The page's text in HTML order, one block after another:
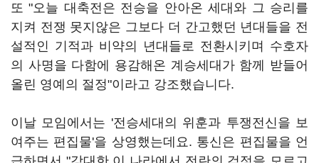
또 "오늘 대축전은 전승을 안아온 세대와 그 승리를
지켜 전쟁 못지않은 그보다 더 간고했던 년대들을 전
설적인 기적과 비약의 년대들로 전환시키며 수호자
의 사명을 다함에 용감해온 계승세대가 함께 받들어
올린 영예의 절정"이라고 강조했습니다.
이날 모임에서는 '전승세대의 위훈과 투쟁전신을 보
여주는 편집물'을 상영했는데요. 통신은 편집물을 언